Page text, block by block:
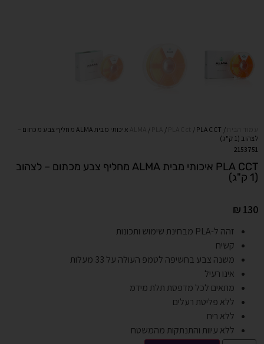
/
/ /
/ PLA CCT איכותי מבית ALMA מחליף צבע מכתום –
לצהוב (1 ק"ג)
2153751
PLA CCT איכותי מבית ALMA מחליף צבע מכתום – לצהוב
(1 ק"ג)
₪ 130
זהה ל-PLA מבחינת שימוש ותכונות
קשיח
משנה צבע בחשיפה לטמפ העולה על 33 מעלות
אינו רעיל
מתאים לכל מדפסת תלת מידמ
ללא פליטת רעלים
ללא ריח
ללא עיוות והתנתקות מהמשטח